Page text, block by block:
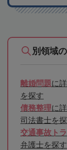
別領域
離婚問題に
を探す
債務整理に
司法書士を
交通事故ト
弁護士を探す